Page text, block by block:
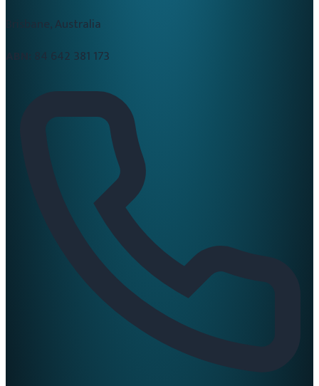
Brisbane, Australia
84 642 381 173